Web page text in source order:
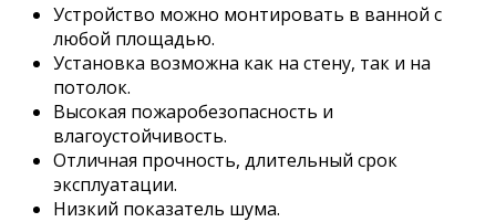
Устройство можно монтировать в ванной с
любой площадью.
Установка возможна как на стену, так и на
потолок.
Высокая пожаробезопасность и
влагоустойчивость.
Отличная прочность, длительный срок
эксплуатации.
Низкий показатель шума.